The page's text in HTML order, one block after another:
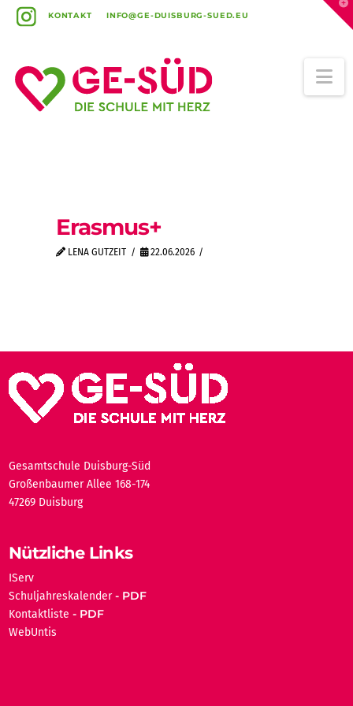
KONTAKT INFO@GE-DUISBURG-SUED.EU
Erasmus+
LENA GUTZEIT 22.06.2026
Gesamtschule Duisburg-Süd
Großenbaumer Allee 168-174
47269 Duisburg
Nützliche Links
IServ
Schuljahreskalender
Kontaktliste
WebUntis